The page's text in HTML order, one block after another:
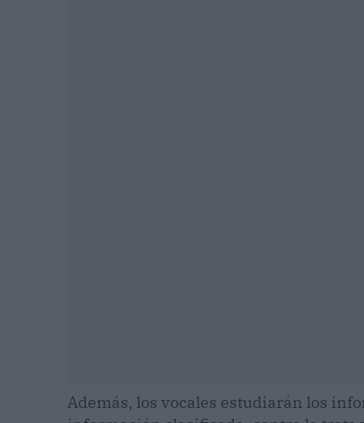
Además, los vocales estudiarán los